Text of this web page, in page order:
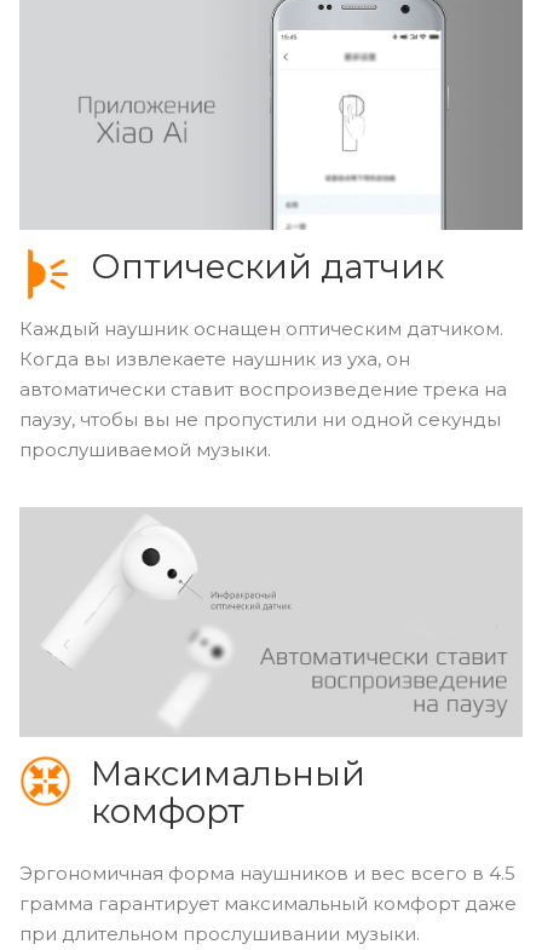
Оптический датчик
Каждый наушник оснащен оптическим датчиком.
Когда вы извлекаете наушник из уха, он
автоматически ставит воспроизведение трека на
паузу, чтобы вы не пропустили ни одной секунды
прослушиваемой музыки.
Максимальный
комфорт
Эргономичная форма наушников и вес всего в 4.5
грамма гарантирует максимальный комфорт даже
при длительном прослушивании музыки.